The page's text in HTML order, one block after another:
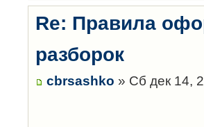
Re: Правила
разборок
cbrsashko » Сб дек 14,